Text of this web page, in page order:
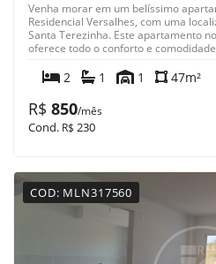
Venha morar em um belíssimo
Residencial Versalhes, com uma
Santa Terezinha. Este apartamento
oferece todo o conforto e
2 1 1 47m²
R$ 850/mês
Cond. R$ 230
COD: MLN317560